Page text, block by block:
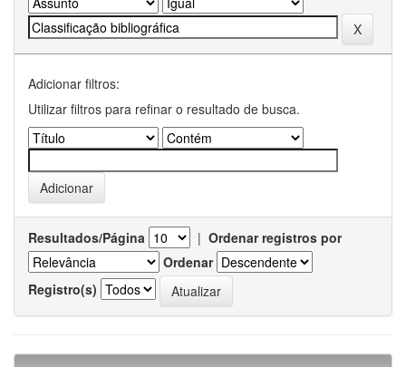
Adicionar filtros:
Utilizar filtros para refinar o resultado de busca.
Resultados/Página | Ordenar registros por
Ordenar
Registro(s)